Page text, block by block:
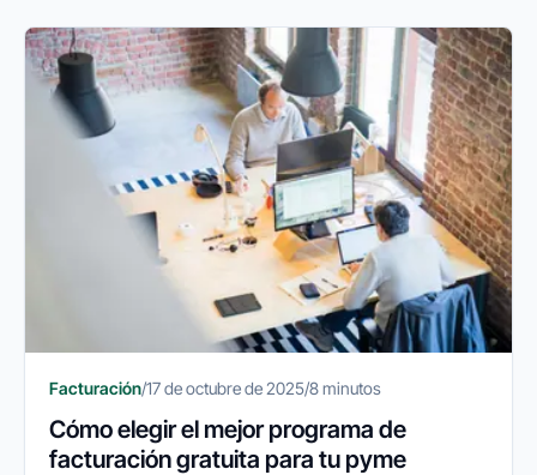
Facturación/17 de octubre de 2025/8 minutos
Cómo elegir el mejor programa de
facturación gratuita para tu pyme